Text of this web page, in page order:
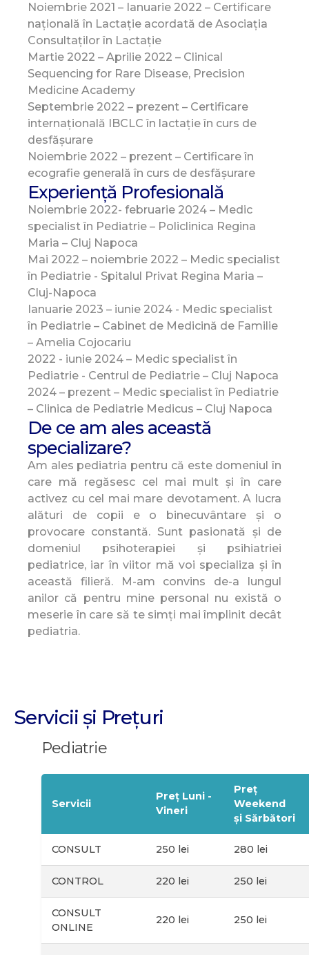
Noiembrie 2021 – Ianuarie 2022 – Certificare
națională în Lactație acordată de Asociația
Consultaților în Lactație
Martie 2022 – Aprilie 2022 – Clinical
Sequencing for Rare Disease, Precision
Medicine Academy
Septembrie 2022 – prezent – Certificare
internațională IBCLC în lactație în curs de
desfășurare
Noiembrie 2022 – prezent – Certificare în
ecografie generală în curs de desfășurare
Experiență Profesională
Noiembrie 2022- februarie 2024 – Medic
specialist în Pediatrie – Policlinica Regina
Maria – Cluj Napoca
Mai 2022 – noiembrie 2022 – Medic specialist
în Pediatrie - Spitalul Privat Regina Maria –
Cluj-Napoca
Ianuarie 2023 – iunie 2024 - Medic specialist
în Pediatrie – Cabinet de Medicină de Familie
– Amelia Cojocariu
2022 - iunie 2024 – Medic specialist în
Pediatrie - Centrul de Pediatrie – Cluj Napoca
2024 – prezent – Medic specialist în Pediatrie
– Clinica de Pediatrie Medicus – Cluj Napoca
De ce am ales această
specializare?
Am ales pediatria pentru că este domeniul în
care mă regăsesc cel mai mult și în care
activez cu cel mai mare devotament. A lucra
alături de copii e o binecuvântare și o
provocare constantă. Sunt pasionată și de
domeniul psihoterapiei și psihiatriei
pediatrice, iar în viitor mă voi specializa și în
această filieră. M-am convins de-a lungul
anilor că pentru mine personal nu există o
meserie în care să te simți mai împlinit decât
pediatria.
Servicii și Prețuri
Pediatrie
Servicii
Preț Luni -
Vineri
Preț
Weekend
și Sărbători
CONSULT 250 lei 280 lei
CONTROL 220 lei 250 lei
CONSULT
ONLINE
220 lei 250 lei